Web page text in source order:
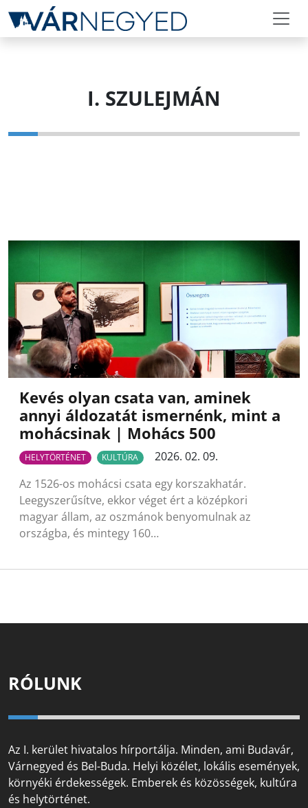
I. SZULEJMÁN
Kevés olyan csata van, aminek
annyi áldozatát ismernénk, mint a
mohácsinak | Mohács 500
HELYTÖRTÉNET KULTÚRA
2026. 02. 09.
Az 1526-os mohácsi csata egy korszakhatár.
Leegyszerűsítve, ekkor véget ért a középkori
magyar állam, az oszmánok benyomulnak az
országba, és mintegy 160…
RÓLUNK
Az I. kerület hivatalos hírportálja. Minden, ami Budavár,
Várnegyed és Bel-Buda. Helyi közélet, lokális események,
környéki érdekességek. Emberek és közösségek, kultúra
és helytörténet.